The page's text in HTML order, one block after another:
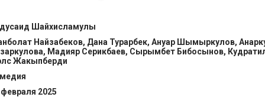
местному мулле. Тот соглашается дать кров страннику,
привыкает к обитателям, сообща справляется с
Шайхисламулы
Найзабеков, Дана Турарбек, Ануар Шымыркулов,
Мадияр Серикбаев, Сырымбет Бибосынов,
Жакыпберди
февраля 2025